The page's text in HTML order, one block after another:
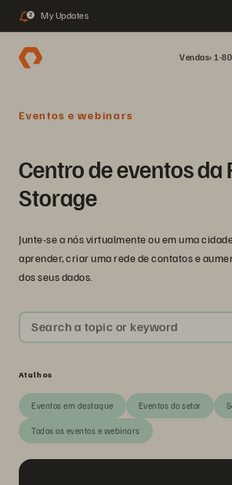
2 My Updates
Vendas: 1-
Eventos e webinars
Centro de eventos da
Storage
Junte-se a nós virtualmente ou em uma
aprender, criar uma rede de contatos e
dos seus dados.
Search a topic or keyword
Atalhos
Eventos em destaque Eventos do setor
Todos os eventos e webinars